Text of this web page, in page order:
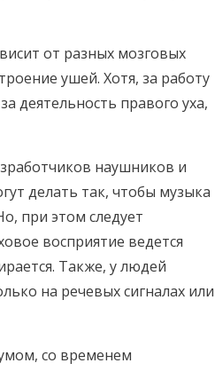
от разных мозговых
ушей. Хотя, за работу
деятельность правого уха,
наушников и
делать так, чтобы музыка
при этом следует
восприятие ведется
Также, у людей
на речевых сигналах или
со временем